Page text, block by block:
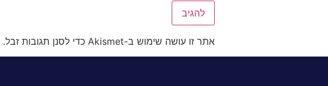
אתר זו עושה שימוש ב-Akismet כדי לסנן תגובות זבל.